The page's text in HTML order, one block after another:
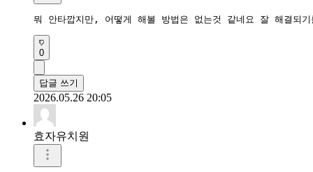
뭐 안타깝지만, 어떻게 해볼 방법은 없는것 같네요 잘 해결되기
0
답글 쓰기
2026.05.26 20:05
효자유치원